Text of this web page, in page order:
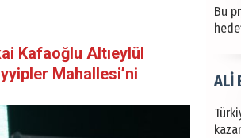
Kafaoğlu Altıeylül
Mahallesi’ni
Bu
ALİ